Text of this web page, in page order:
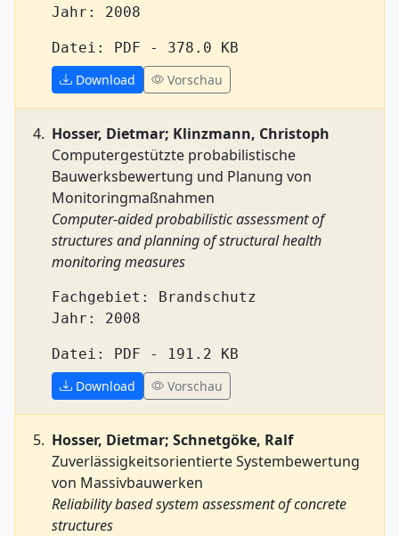
Jahr: 2008
Datei: PDF - 378.0 KB
Download
Vorschau
Hosser, Dietmar; Klinzmann, Christoph
Computergestützte probabilistische
Bauwerksbewertung und Planung von
Monitoringmaßnahmen
Computer-aided probabilistic assessment of
structures and planning of structural health
monitoring measures
Fachgebiet: Brandschutz
Jahr: 2008
Datei: PDF - 191.2 KB
Download
Vorschau
Hosser, Dietmar; Schnetgöke, Ralf
Zuverlässigkeitsorientierte Systembewertung
von Massivbauwerken
Reliability based system assessment of concrete
structures